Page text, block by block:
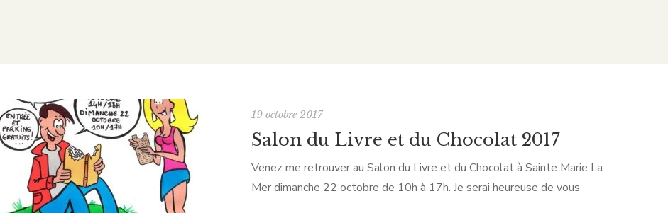
19 octobre 2017
Salon du Livre et du Chocolat 2017
Venez me retrouver au Salon du Livre et du Chocolat à Sainte Marie La
Mer dimanche 22 octobre de 10h à 17h. Je serai heureuse de vous